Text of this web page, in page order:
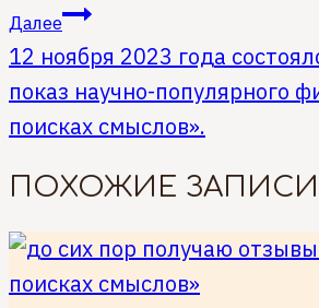
ЗАПИСЯМ
Далее
12 ноября 2023 года
показ научно-популярного
поисках смыслов».
ПОХОЖИЕ ЗАПИСИ